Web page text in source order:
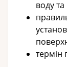
воду
термін